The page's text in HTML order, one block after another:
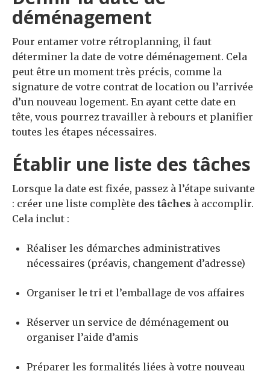
déménagement
Pour entamer votre rétroplanning, il faut
déterminer la date de votre déménagement. Cela
peut être un moment très précis, comme la
signature de votre contrat de location ou l’arrivée
d’un nouveau logement. En ayant cette date en
tête, vous pourrez travailler à rebours et planifier
toutes les étapes nécessaires.
Établir une liste des tâches
Lorsque la date est fixée, passez à l’étape suivante
: créer une liste complète des tâches à accomplir.
Cela inclut :
Réaliser les démarches administratives
nécessaires (préavis, changement d’adresse)
Organiser le tri et l’emballage de vos affaires
Réserver un service de déménagement ou
organiser l’aide d’amis
Préparer les formalités liées à votre nouveau